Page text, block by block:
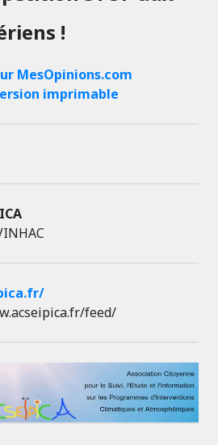
!
MesOpinions.com
imprimable
feed/